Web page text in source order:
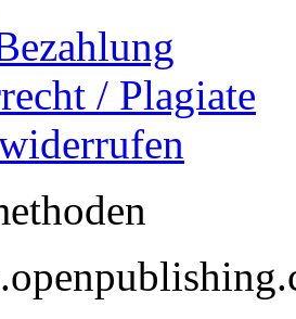
untersagt.